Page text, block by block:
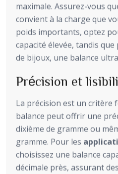
maximale. Assurez-vous
convient à la charge que
poids importants, optez
capacité élevée, tandis
de bijoux, une balance
Précision et
La précision est un critère
balance peut offrir une
dixième de gramme ou
gramme. Pour les
choisissez une balance
décimale près, assurant